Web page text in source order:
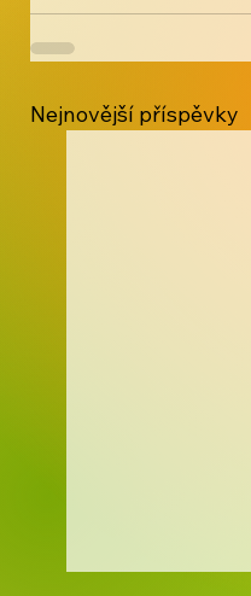
Nejnovější příspěvky